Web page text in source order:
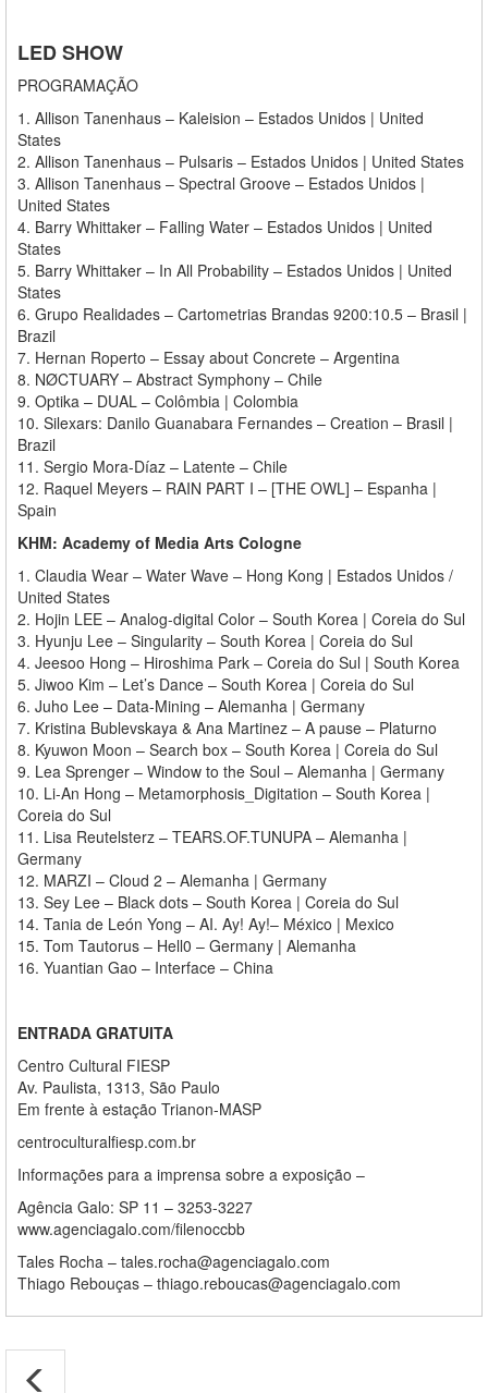
LED SHOW
PROGRAMAÇÃO
1. Allison Tanenhaus – Kaleision – Estados Unidos | United
States
2. Allison Tanenhaus – Pulsaris – Estados Unidos | United States
3. Allison Tanenhaus – Spectral Groove – Estados Unidos |
United States
4. Barry Whittaker – Falling Water – Estados Unidos | United
States
5. Barry Whittaker – In All Probability – Estados Unidos | United
States
6. Grupo Realidades – Cartometrias Brandas 9200:10.5 – Brasil |
Brazil
7. Hernan Roperto – Essay about Concrete – Argentina
8. NØCTUARY – Abstract Symphony – Chile
9. Optika – DUAL – Colômbia | Colombia
10. Silexars: Danilo Guanabara Fernandes – Creation – Brasil |
Brazil
11. Sergio Mora-Díaz – Latente – Chile
12. Raquel Meyers – RAIN PART I – [THE OWL] – Espanha |
Spain
KHM: Academy of Media Arts Cologne
1. Claudia Wear – Water Wave – Hong Kong | Estados Unidos /
United States
2. Hojin LEE – Analog-digital Color – South Korea | Coreia do Sul
3. Hyunju Lee – Singularity – South Korea | Coreia do Sul
4. Jeesoo Hong – Hiroshima Park – Coreia do Sul | South Korea
5. Jiwoo Kim – Let’s Dance – South Korea | Coreia do Sul
6. Juho Lee – Data-Mining – Alemanha | Germany
7. Kristina Bublevskaya & Ana Martinez – A pause – Platurno
8. Kyuwon Moon – Search box – South Korea | Coreia do Sul
9. Lea Sprenger – Window to the Soul – Alemanha | Germany
10. Li-An Hong – Metamorphosis_Digitation – South Korea |
Coreia do Sul
11. Lisa Reutelsterz – TEARS.OF.TUNUPA – Alemanha |
Germany
12. MARZI – Cloud 2 – Alemanha | Germany
13. Sey Lee – Black dots – South Korea | Coreia do Sul
14. Tania de León Yong – AI. Ay! Ay!– México | Mexico
15. Tom Tautorus – Hell0 – Germany | Alemanha
16. Yuantian Gao – Interface – China
ENTRADA GRATUITA
Centro Cultural FIESP
Av. Paulista, 1313, São Paulo
Em frente à estação Trianon-MASP
centroculturalfiesp.com.br
Informações para a imprensa sobre a exposição –
Agência Galo: SP 11 – 3253-3227
www.agenciagalo.com/filenoccbb
Tales Rocha – tales.rocha@agenciagalo.com
Thiago Rebouças – thiago.reboucas@agenciagalo.com